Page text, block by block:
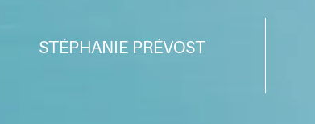
STÉPHANIE PRÉVOST